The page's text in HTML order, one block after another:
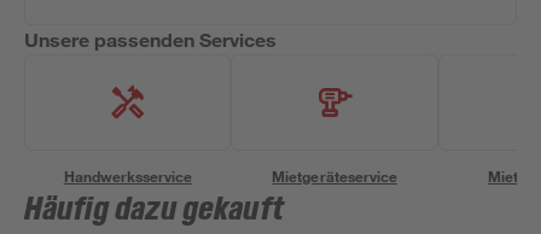
Unsere passenden Services
Handwerksservice Mietgeräteservice
Häufig dazu gekauft